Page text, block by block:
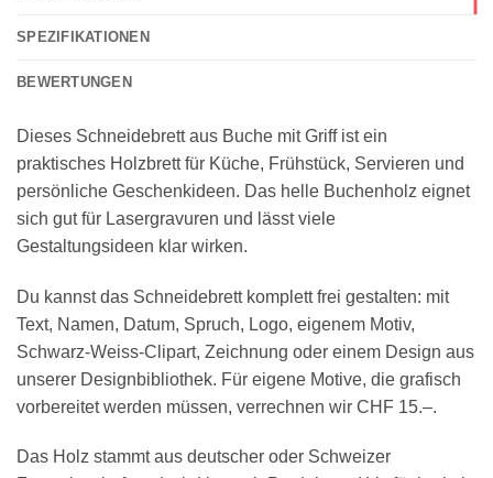
SPEZIFIKATIONEN
BEWERTUNGEN
Dieses Schneidebrett aus Buche mit Griff ist ein
praktisches Holzbrett für Küche, Frühstück, Servieren und
persönliche Geschenkideen. Das helle Buchenholz eignet
sich gut für Lasergravuren und lässt viele
Gestaltungsideen klar wirken.
Du kannst das Schneidebrett komplett frei gestalten: mit
Text, Namen, Datum, Spruch, Logo, eigenem Motiv,
Schwarz-Weiss-Clipart, Zeichnung oder einem Design aus
unserer Designbibliothek. Für eigene Motive, die grafisch
vorbereitet werden müssen, verrechnen wir CHF 15.–.
Das Holz stammt aus deutscher oder Schweizer